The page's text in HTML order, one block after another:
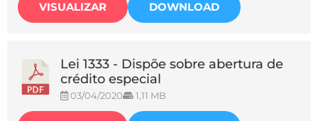
VISUALIZAR DOWNLOAD
Lei 1333 - Dispõe sobre abertura de
crédito especial
03/04/2020 1,11 MB